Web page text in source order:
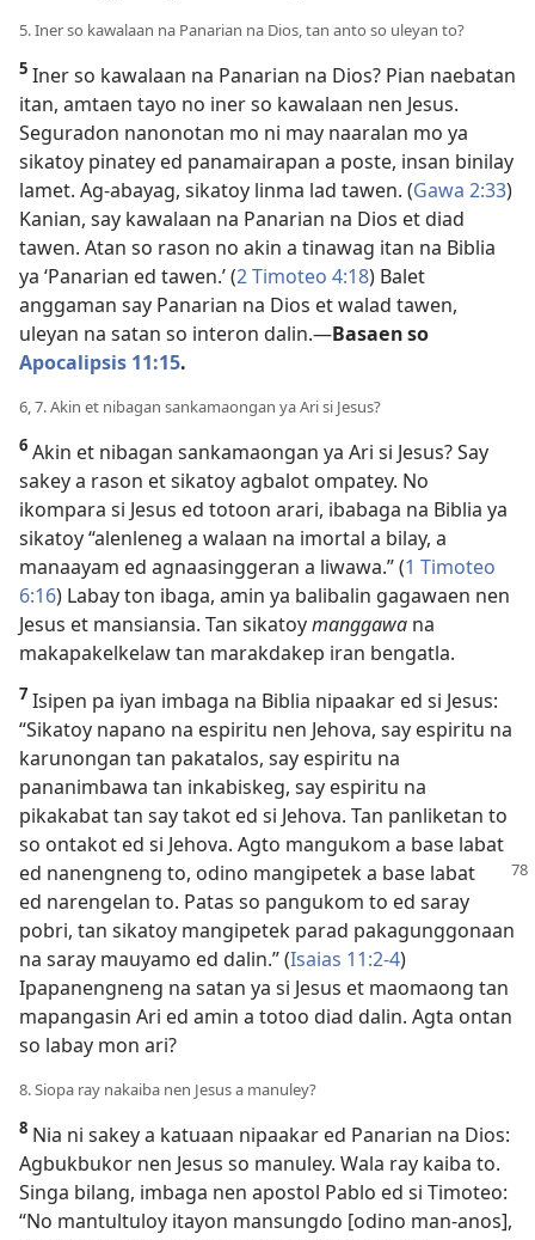
5. Iner so kawalaan na Panarian na Dios, tan anto so uleyan to?
5 Iner so kawalaan na Panarian na Dios? Pian naebatan
itan, amtaen tayo no iner so kawalaan nen Jesus.
Seguradon nanonotan mo ni may naaralan mo ya
sikatoy pinatey ed panamairapan a poste, insan binilay
lamet. Ag-abayag, sikatoy linma lad tawen. (Gawa 2:33)
Kanian, say kawalaan na Panarian na Dios et diad
tawen. Atan so rason no akin a tinawag itan na Biblia
ya ‘Panarian ed tawen.’ (2 Timoteo 4:18) Balet
anggaman say Panarian na Dios et walad tawen,
uleyan na satan so interon dalin.​—Basaen so
Apocalipsis 11:15.
6, 7. Akin et nibagan sankamaongan ya Ari si Jesus?
6 Akin et nibagan sankamaongan ya Ari si Jesus? Say
sakey a rason et sikatoy agbalot ompatey. No
ikompara si Jesus ed totoon arari, ibabaga na Biblia ya
sikatoy “alenleneg a walaan na imortal a bilay, a
manaayam ed agnaasinggeran a liwawa.” (1 Timoteo
6:16) Labay ton ibaga, amin ya balibalin gagawaen nen
Jesus et mansiansia. Tan sikatoymanggawa na
makapakelkelaw tan marakdakep iran bengatla.
7 Isipen pa iyan imbaga na Biblia nipaakar ed si Jesus:
“Sikatoy napano na espiritu nen Jehova, say espiritu na
karunongan tan pakatalos, say espiritu na
pananimbawa tan inkabiskeg, say espiritu na
pikakabat tan say takot ed si Jehova. Tan panliketan to
so ontakot ed si Jehova. Agto mangukom a base labat
ed nanengneng to, odino mangipeteka base labat
ed narengelan to. Patas so pangukom to ed saray
pobri, tan sikatoy mangipetek parad pakagunggonaan
na saray mauyamo ed dalin.” (Isaias 11:2-4)
Ipapanengneng na satan ya si Jesus et maomaong tan
mapangasin Ari ed amin a totoo diad dalin. Agta ontan
so labay mon ari?
8. Siopa ray nakaiba nen Jesus a manuley?
8 Nia ni sakey a katuaan nipaakar ed Panarian na Dios:
Agbukbukor nen Jesus so manuley. Wala ray kaiba to.
Singa bilang, imbaga nen apostol Pablo ed si Timoteo:
“No mantultuloy itayon mansungdo [odino man-anos],